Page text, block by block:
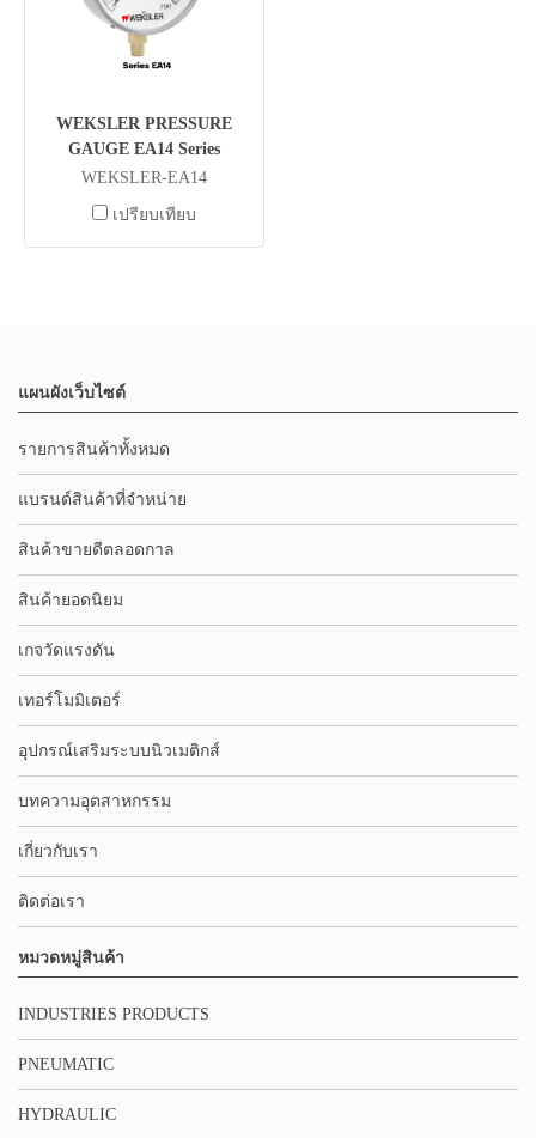
WEKSLER PRESSURE
GAUGE EA14 Series
WEKSLER-EA14
เปรียบเทียบ
แผนผังเว็บไซต์
รายการสินค้าทั้งหมด
แบรนด์สินค้าที่จำหน่าย
สินค้าขายดีตลอดกาล
สินค้ายอดนิยม
เกจวัดแรงดัน
เทอร์โมมิเตอร์
อุปกรณ์เสริมระบบนิวเมติกส์
บทความอุตสาหกรรม
เกี่ยวกับเรา
ติดต่อเรา
หมวดหมู่สินค้า
INDUSTRIES PRODUCTS
PNEUMATIC
HYDRAULIC